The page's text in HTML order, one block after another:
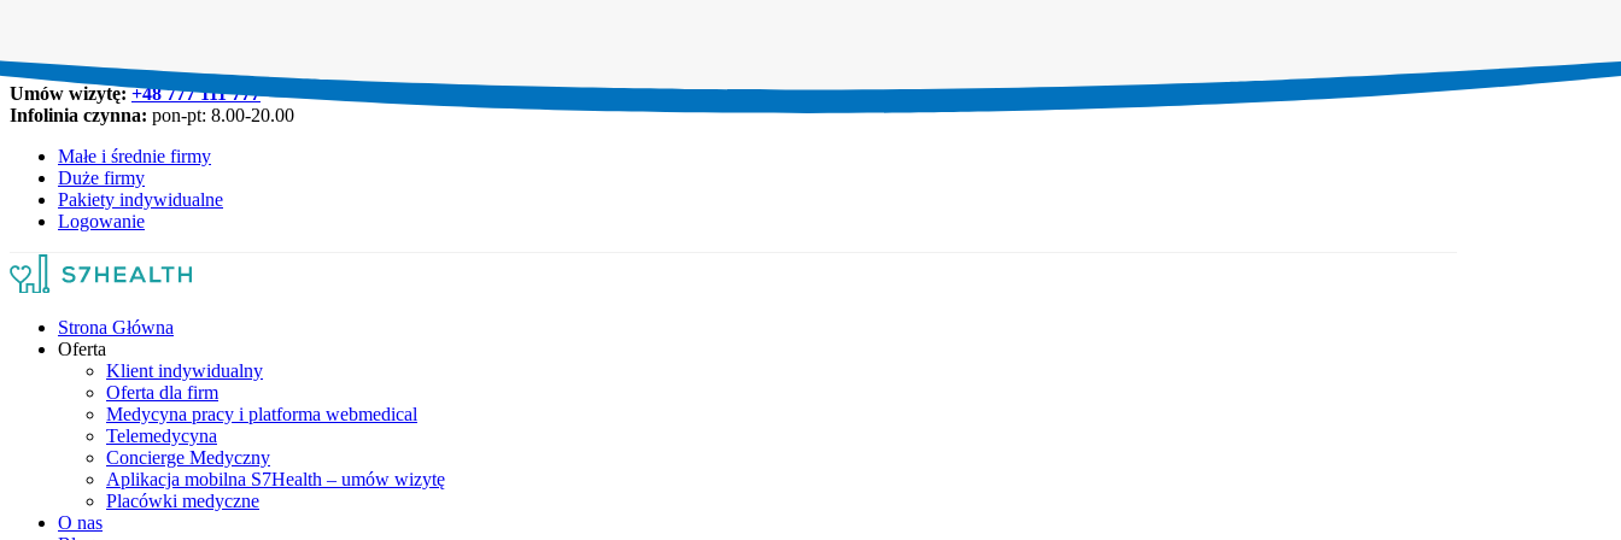
Umów wizytę:+48 777 111 777
Infolinia czynna: pon-pt: 8.00-20.00
Małe i średnie firmy
Duże firmy
Pakiety indywidualne
Logowanie
Strona Główna
Oferta
Klient indywidualny
Oferta dla firm
Medycyna pracy i platforma webmedical
Telemedycyna
Concierge Medyczny
Aplikacja mobilna S7Health – umów wizytę
Placówki medyczne
O nas